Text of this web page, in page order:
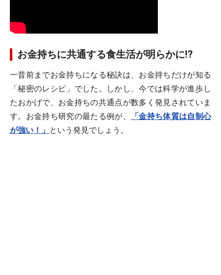
お金持ちに共通する食生活が明らかに!?
一昔前までお金持ちになる秘訣は、お金持ちだけが知る
「秘密のレシピ」でした。しかし、今では科学が進歩し
たおかげで、お金持ちの共通点が数多く発見されていま
す。お金持ち研究の最たる例が、
「金持ち体質は自制心
が強い！」 という発見でしょう。